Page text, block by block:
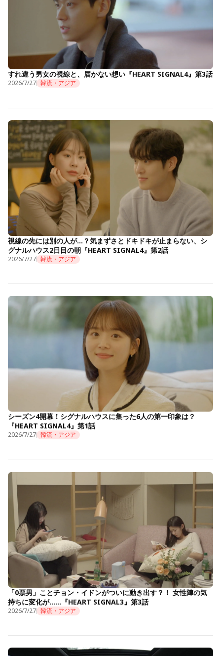
すれ違う男女の視線と、届かない想い『HEART SIGNAL4』第3話
2026/7/27 韓流・アジア
視線の先には別の人が…？気まずさとドキドキが止まらない、シ
グナルハウス2日目の朝『HEART SIGNAL4』第2話
2026/7/27 韓流・アジア
シーズン4開幕！シグナルハウスに集った6人の第一印象は？
『HEART SIGNAL4』第1話
2026/7/27 韓流・アジア
「0票男」ことチョン・イドンがついに動き出す？！ 女性陣の気
持ちに変化が……『HEART SIGNAL3』第3話
2026/7/27 韓流・アジア